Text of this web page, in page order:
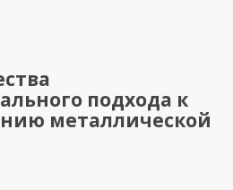
подхода к
металлической